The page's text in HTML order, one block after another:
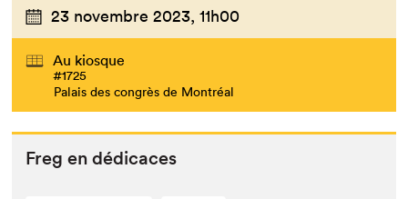
23 novembre 2023, 11h00
Au kiosque
#1725
Palais des congrès de Montréal
Freg en dédicaces